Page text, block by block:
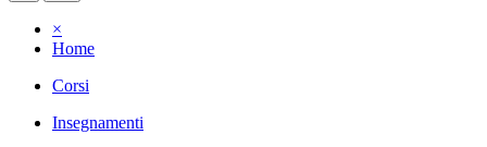
×
Home
Corsi
Insegnamenti